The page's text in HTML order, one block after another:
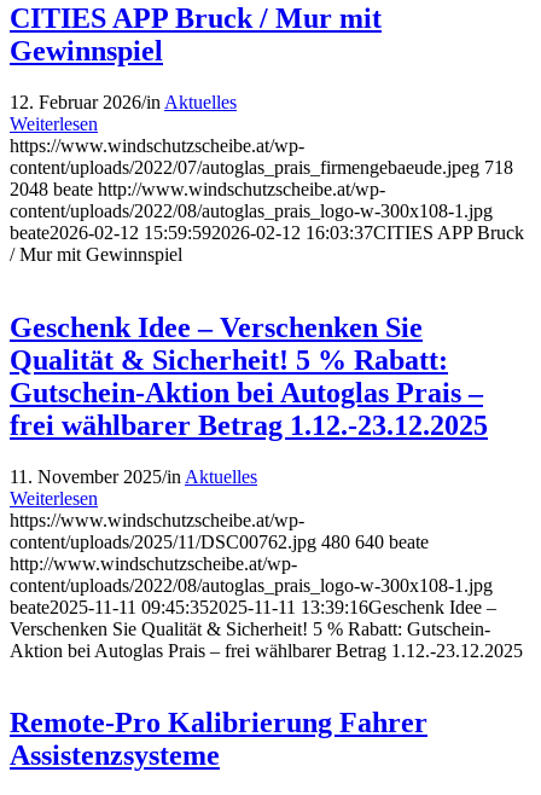
CITIES APP Bruck / Mur mit
Gewinnspiel
12. Februar 2026/in Aktuelles
Weiterlesen
https://www.windschutzscheibe.at/wp-
content/uploads/2022/07/autoglas_prais_firmengebaeude.jpeg 718
2048 beate http://www.windschutzscheibe.at/wp-
content/uploads/2022/08/autoglas_prais_logo-w-300x108-1.jpg
beate2026-02-12 15:59:592026-02-12 16:03:37CITIES APP Bruck
/ Mur mit Gewinnspiel
Geschenk Idee – Verschenken Sie
Qualität & Sicherheit! 5 % Rabatt:
Gutschein-Aktion bei Autoglas Prais –
frei wählbarer Betrag 1.12.-23.12.2025
11. November 2025/in Aktuelles
Weiterlesen
https://www.windschutzscheibe.at/wp-
content/uploads/2025/11/DSC00762.jpg 480 640 beate
http://www.windschutzscheibe.at/wp-
content/uploads/2022/08/autoglas_prais_logo-w-300x108-1.jpg
beate2025-11-11 09:45:352025-11-11 13:39:16Geschenk Idee –
Verschenken Sie Qualität & Sicherheit! 5 % Rabatt: Gutschein-
Aktion bei Autoglas Prais – frei wählbarer Betrag 1.12.-23.12.2025
Remote-Pro Kalibrierung Fahrer
Assistenzsysteme